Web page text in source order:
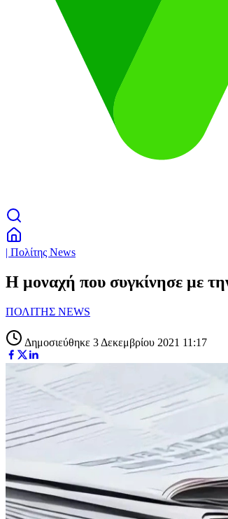
| Πολίτης News
Η μοναχή που συγκίνησε με
ΠΟΛΙΤΗΣ NEWS
Δημοσιεύθηκε 3 Δεκεμβρίου 2021 11:17